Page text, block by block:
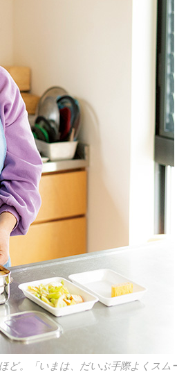
ど。「いまは、だいぶ手際よくスム